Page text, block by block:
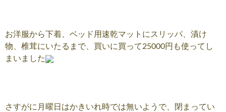
お洋服から下着、ベッド用速乾マットにスリッパ、漬け
物、椎茸にいたるまで、買いに買って25000円も使ってし
まいました
さすがに月曜日はかきいれ時では無いようで、閉まってい